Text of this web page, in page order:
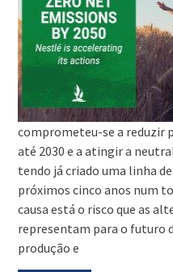
comprometeu-se a reduzir
até 2030 e a atingir a
tendo já criado uma linha
próximos cinco anos num
causa está o risco que as
representam para o futuro
produção e